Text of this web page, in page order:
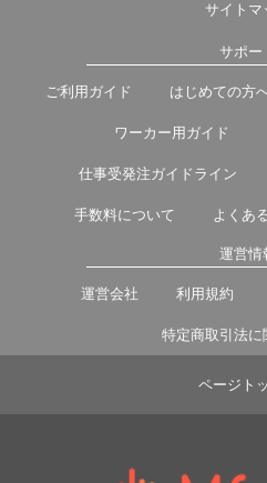
サイトマ
サポー
ご利用ガイド はじめての方
ワーカー用ガイド
仕事受発注ガイドライン
手数料について よくあ
運営情
運営会社 利用規約
特定商取引法に
ページト